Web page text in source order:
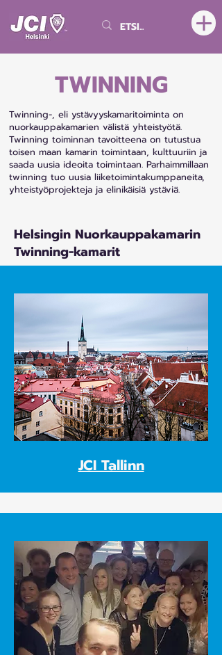
TWINNING
Twinning-, eli ystävyyskamaritoiminta on
nuorkauppakamarien välistä yhteistyötä.
Twinning toiminnan tavoitteena on tutustua
toisen maan kamarin toimintaan, kulttuuriin ja
saada uusia ideoita toimintaan. Parhaimmillaan
twinning tuo uusia liiketoimintakumppaneita,
yhteistyöprojekteja ja elinikäisiä ystäviä.
Helsingin Nuorkauppakamarin
Twinning-kamarit
JCI Tallinn